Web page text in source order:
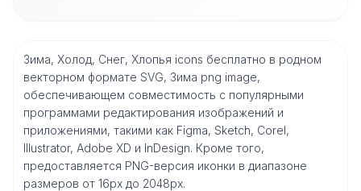
Зима, Холод, Снег, Хлопья icons бесплатно в родном
векторном формате SVG, Зима png image,
обеспечивающем совместимость с популярными
программами редактирования изображений и
приложениями, такими как Figma, Sketch, Corel,
Illustrator, Adobe XD и InDesign. Кроме того,
предоставляется PNG-версия иконки в диапазоне
размеров от 16px до 2048px.